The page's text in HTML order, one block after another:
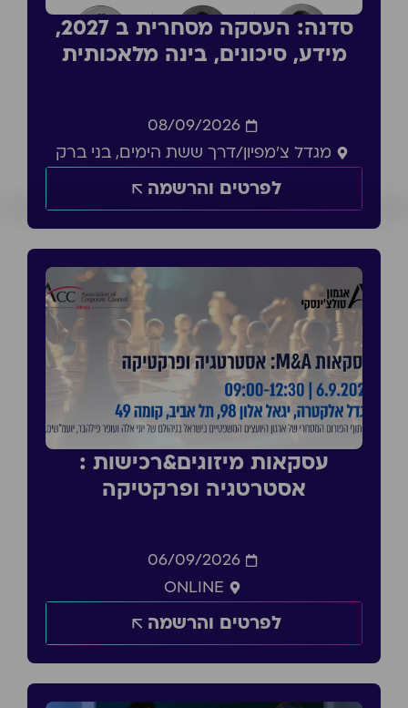
סדנה: העסקה מסחרית ב 2027,
מידע, סיכונים, בינה מלאכותית
08/09/2026
מגדל צ'מפיון/דרך ששת הימים, בני ברק
לפרטים והרשמה
עסקאות מיזוגים&רכישות :
אסטרטגיה ופרקטיקה
06/09/2026
ONLINE
לפרטים והרשמה